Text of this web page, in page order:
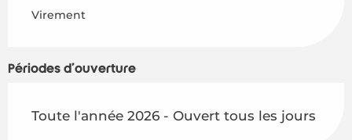
Virement
Périodes d'ouverture
Toute l'année 2026 - Ouvert tous les jours